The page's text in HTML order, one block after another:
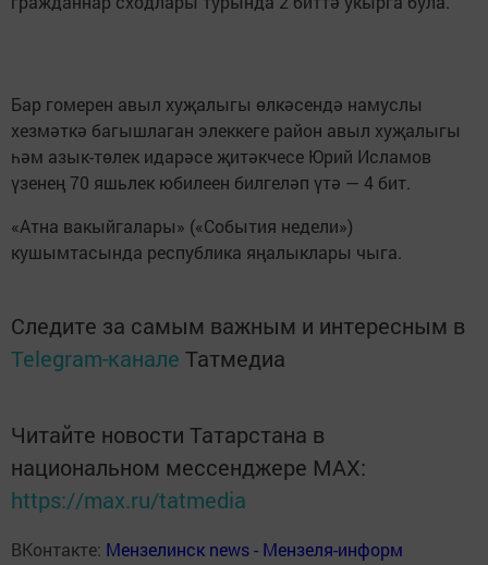
Бар гомерен авыл хуҗалыгы өлкәсендә намуслы
хезмәткә багышлаган элеккеге район авыл хуҗалыгы
һәм азык-төлек идарәсе җитәкчесе Юрий Исламов
үзенең 70 яшьлек юбилеен билгеләп үтә — 4 бит.
«Атна вакыйгалары» («События недели»)
кушымтасында республика яңалыклары чыга.
Следите за самым важным и интересным в
Telegram-канале Татмедиа
Читайте новости Татарстана в
национальном мессенджере MАХ:
https://max.ru/tatmedia
ВКонтакте: Мензелинск news - Мензеля-информ